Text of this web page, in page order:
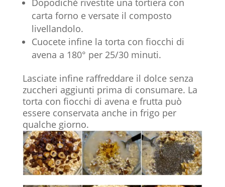
Dopodiché rivestite una tortiera con
carta forno e versate il composto
livellandolo.
Cuocete infine la torta con fiocchi di
avena a 180° per 25/30 minuti.
Lasciate infine raffreddare il dolce senza
zuccheri aggiunti prima di consumare. La
torta con fiocchi di avena e frutta può
essere conservata anche in frigo per
qualche giorno.